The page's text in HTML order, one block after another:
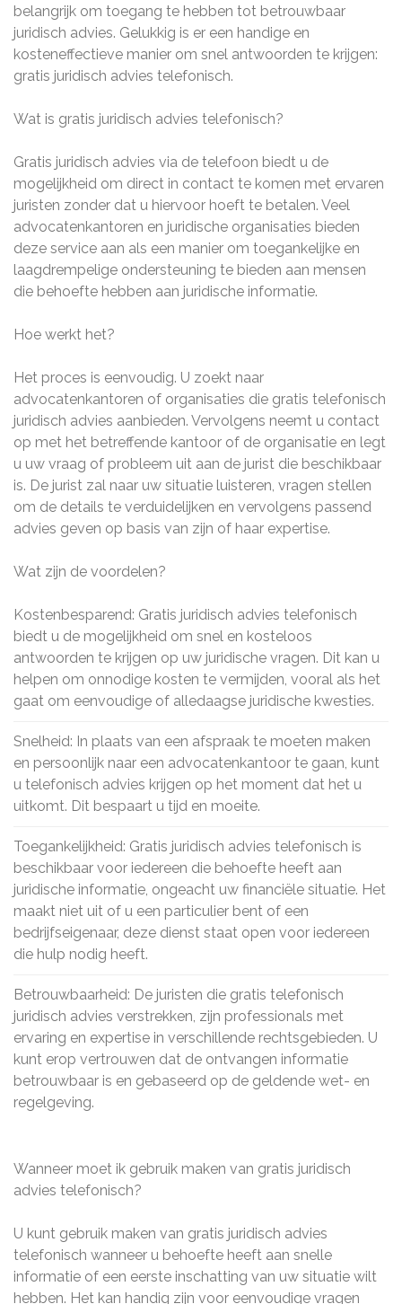
belangrijk om toegang te hebben tot betrouwbaar
juridisch advies. Gelukkig is er een handige en
kosteneffectieve manier om snel antwoorden te krijgen:
gratis juridisch advies telefonisch.
Wat is gratis juridisch advies telefonisch?
Gratis juridisch advies via de telefoon biedt u de
mogelijkheid om direct in contact te komen met ervaren
juristen zonder dat u hiervoor hoeft te betalen. Veel
advocatenkantoren en juridische organisaties bieden
deze service aan als een manier om toegankelijke en
laagdrempelige ondersteuning te bieden aan mensen
die behoefte hebben aan juridische informatie.
Hoe werkt het?
Het proces is eenvoudig. U zoekt naar
advocatenkantoren of organisaties die gratis telefonisch
juridisch advies aanbieden. Vervolgens neemt u contact
op met het betreffende kantoor of de organisatie en legt
u uw vraag of probleem uit aan de jurist die beschikbaar
is. De jurist zal naar uw situatie luisteren, vragen stellen
om de details te verduidelijken en vervolgens passend
advies geven op basis van zijn of haar expertise.
Wat zijn de voordelen?
Kostenbesparend: Gratis juridisch advies telefonisch
biedt u de mogelijkheid om snel en kosteloos
antwoorden te krijgen op uw juridische vragen. Dit kan u
helpen om onnodige kosten te vermijden, vooral als het
gaat om eenvoudige of alledaagse juridische kwesties.
Snelheid: In plaats van een afspraak te moeten maken
en persoonlijk naar een advocatenkantoor te gaan, kunt
u telefonisch advies krijgen op het moment dat het u
uitkomt. Dit bespaart u tijd en moeite.
Toegankelijkheid: Gratis juridisch advies telefonisch is
beschikbaar voor iedereen die behoefte heeft aan
juridische informatie, ongeacht uw financiële situatie. Het
maakt niet uit of u een particulier bent of een
bedrijfseigenaar, deze dienst staat open voor iedereen
die hulp nodig heeft.
Betrouwbaarheid: De juristen die gratis telefonisch
juridisch advies verstrekken, zijn professionals met
ervaring en expertise in verschillende rechtsgebieden. U
kunt erop vertrouwen dat de ontvangen informatie
betrouwbaar is en gebaseerd op de geldende wet- en
regelgeving.
Wanneer moet ik gebruik maken van gratis juridisch
advies telefonisch?
U kunt gebruik maken van gratis juridisch advies
telefonisch wanneer u behoefte heeft aan snelle
informatie of een eerste inschatting van uw situatie wilt
hebben. Het kan handig zijn voor eenvoudige vragen